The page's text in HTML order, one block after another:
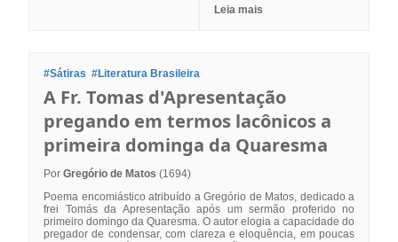
Leia mais
#Sátiras #Literatura Brasileira
A Fr. Tomas d'Apresentação
pregando em termos lacônicos a
primeira dominga da Quaresma
Por Gregório de Matos (1694)
Poema encomiástico atribuído a Gregório de Matos, dedicado a
frei Tomás da Apresentação após um sermão proferido no
primeiro domingo da Quaresma. O autor elogia a capacidade do
pregador de condensar, com clareza e eloquência, em poucas